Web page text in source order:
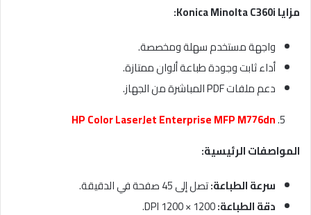
مزايا
واجهة مستخدم سهلة ومخصصة.
أداء ثابت وجودة طباعة ألوان ممتازة.
دعم ملفات PDF المباشرة من الجهاز.
HP Color LaserJet Enterprise MFP M776dn
المواصفات الرئيسية:
سرعة الطباعة:تصل إلى 45 صفحة في الدقيقة.
دقة الطباعة: